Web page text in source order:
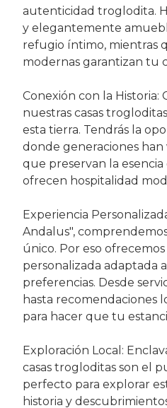
autenticidad troglodita.
y elegantemente
refugio íntimo, mientras
modernas garantizan tu
Conexión con la Historia:
nuestras casas
esta tierra. Tendrás la
donde generaciones han
que preservan la
ofrecen hospitalidad
Experiencia
Andalus",
único. Por eso
personalizada adaptada
preferencias. Desde
hasta recomendaciones
para hacer que tu
Exploración Local:
casas trogloditas son el
perfecto para explorar
historia y